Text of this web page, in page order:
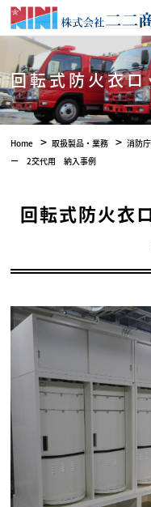
Home > 取扱製品・業務 > 消防
ー 2交代用 納入事例
回転式防火